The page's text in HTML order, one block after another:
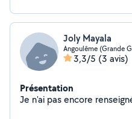
Joly Mayala
Angoulême (Grande
3,3/5 (3 avis)
Présentation